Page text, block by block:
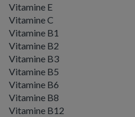
Vitamine E
Vitamine C
Vitamine B1
Vitamine B2
Vitamine B3
Vitamine B5
Vitamine B6
Vitamine B8
Vitamine B12